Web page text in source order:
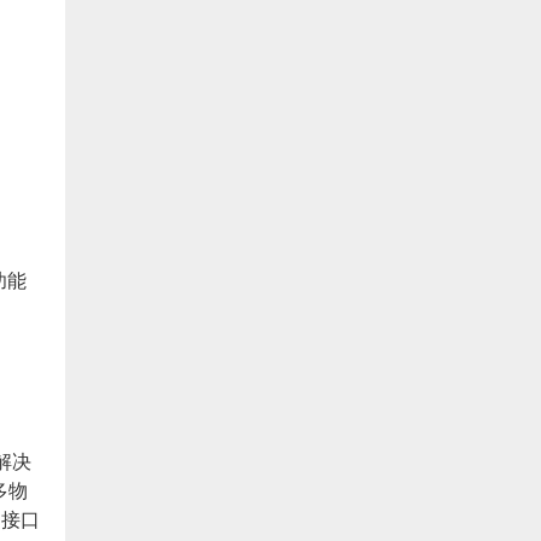
能
决
物
口